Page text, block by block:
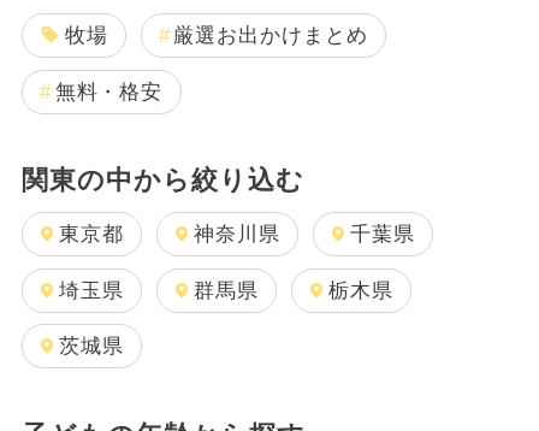
牧場 厳選お出かけまとめ
無料・格安
関東の中から絞り込む
東京都 神奈川県 千葉県
埼玉県 群馬県 栃木県
茨城県